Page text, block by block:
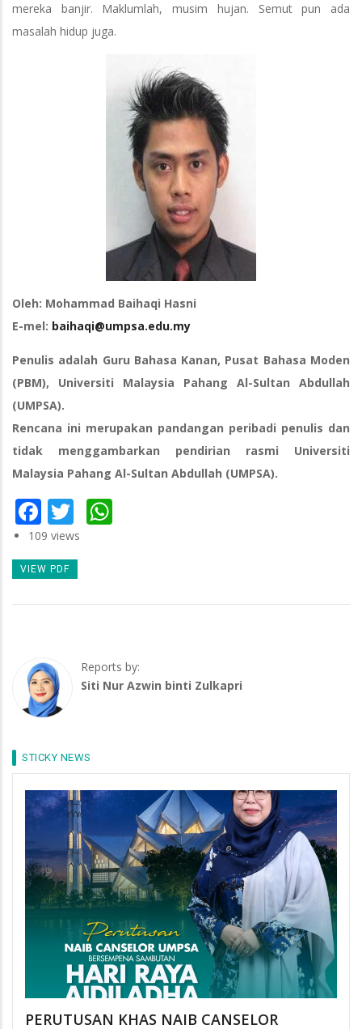
mereka banjir. Maklumlah, musim hujan. Semut pun ada
masalah hidup juga.
Oleh: Mohammad Baihaqi Hasni
E-mel: baihaqi@umpsa.edu.my
Penulis adalah Guru Bahasa Kanan, Pusat Bahasa Moden
(PBM), Universiti Malaysia Pahang Al-Sultan Abdullah
(UMPSA).
Rencana ini merupakan pandangan peribadi penulis dan
tidak menggambarkan pendirian rasmi Universiti
Malaysia Pahang Al-Sultan Abdullah (UMPSA).
Facebook
Twitter
109 views
VIEW PDF
Reports by:
Siti Nur Azwin binti Zulkapri
STICKY NEWS
PERUTUSAN KHAS NAIB CANSELOR